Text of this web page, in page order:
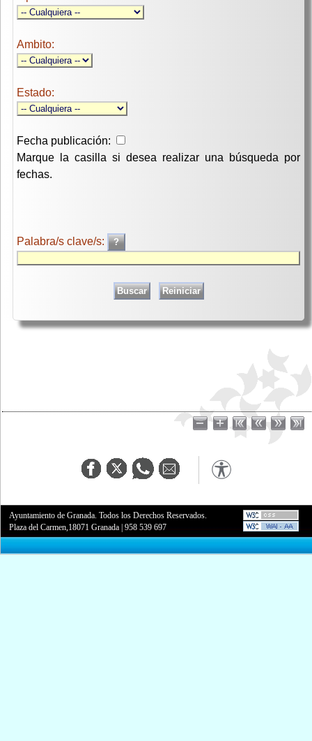
Ambito:
Estado:
Fecha publicación:
Marque la casilla si desea realizar una búsqueda por
fechas.
Palabra/s clave/s:
Ayuntamiento de Granada. Todos los Derechos Reservados.
Plaza del Carmen,18071 Granada |958 539 697